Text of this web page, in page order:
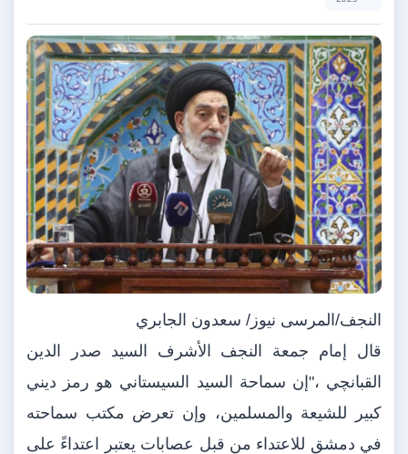
النجف/المرسى نيوز/ سعدون الجابري
قال إمام جمعة النجف الأشرف السيد صدر الدين
القبانچي ،"إن سماحة السيد السيستاني هو رمز ديني
كبير للشيعة والمسلمين، وإن تعرض مكتب سماحته
في دمشق للاعتداء من قبل عصابات يعتبر اعتداءً على